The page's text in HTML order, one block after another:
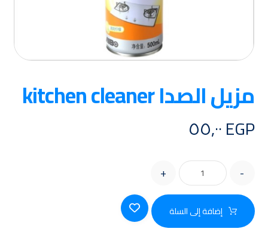
مزيل الصدا kitchen cleaner
EGP
-
+
إضافة إلى السلة